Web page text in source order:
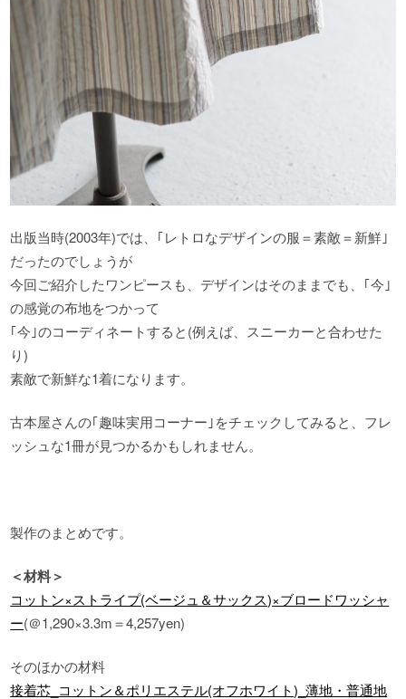
出版当時(2003年)では、｢レトロなデザインの服＝素敵＝新鮮｣
だったのでしょうが
今回ご紹介したワンピースも、デザインはそのままでも、｢今｣
の感覚の布地をつかって
｢今｣のコーディネートすると(例えば、スニーカーと合わせた
り)
素敵で新鮮な1着になります。
古本屋さんの｢趣味実用コーナー｣をチェックしてみると、フレ
ッシュな1冊が見つかるかもしれません。
製作のまとめです。
＜材料＞
コットン×ストライプ(ベージュ＆サックス)×ブロードワッシャ
ー(＠1,290×3.3m＝4,257yen)
そのほかの材料
接着芯_コットン＆ポリエステル(オフホワイト)_薄地 ・普通地